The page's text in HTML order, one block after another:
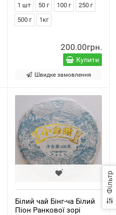
Фільтр
1 шт 50 г 100 г
250 г
500 г
1кг
200.00грн.
Купити
Швидке замовлення
Білий чай Бінг-ча Білий
Піон Ранкової зорі